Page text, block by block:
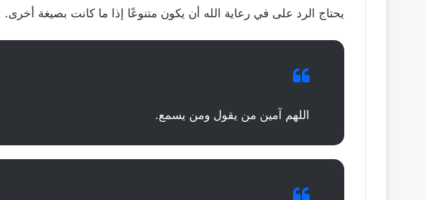
يحتاج الرد على في رعاية الله أن يكون متنوعًا إذا ما كانت بصيغة أخرى.
اللهم آمين من يقول ومن يسمع.